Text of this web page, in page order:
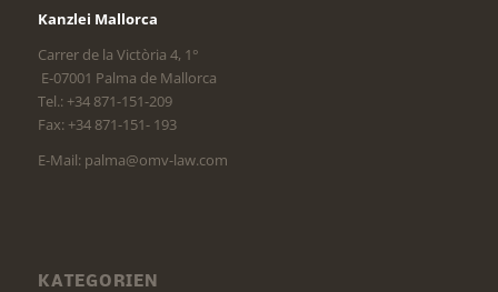
Kanzlei Mallorca
Carrer de la Victòria 4, 1°
E-07001 Palma de Mallorca
Tel.: +34 871-151-209
Fax: +34 871-151- 193
E-Mail: palma@omv-law.com
KATEGORIEN